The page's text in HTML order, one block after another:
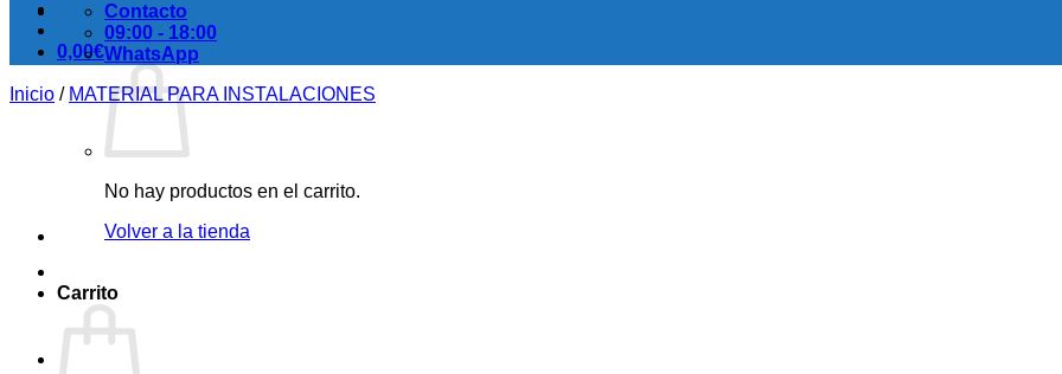
0,00€
No hay productos en el carrito.
Volver a la tienda
Carrito
Contacto
09:00 - 18:00
WhatsApp
Inicio / MATERIAL PARA INSTALACIONES